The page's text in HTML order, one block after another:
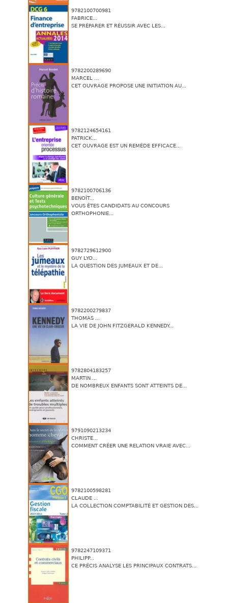
9782100700981
FABRICE...
SE PRÉPARER ET RÉUSSIR AVEC LES...
9782200289690
MARCEL ...
CET OUVRAGE PROPOSE UNE INITIATION AU...
9782124654161
PATRICK...
CET OUVRAGE EST UN REMÈDE EFFICACE...
9782100706136
BENOÎT...
VOUS ÊTES CANDIDATS AU CONCOURS
ORTHOPHONIE...
9782729612900
GUY LYO...
LA QUESTION DES JUMEAUX ET DE...
9782200279837
THOMAS ...
LA VIE DE JOHN FITZGERALD KENNEDY...
9782804183257
MARTIN ...
DE NOMBREUX ENFANTS SONT ATTEINTS DE...
9791090213234
CHRISTE...
COMMENT CRÉER UNE RELATION VRAIE AVEC...
9782100598281
CLAUDE ...
LA COLLECTION COMPTABILITÉ ET GESTION DES...
9782247109371
PHILIPP...
CE PRÉCIS ANALYSE LES PRINCIPAUX CONTRATS...